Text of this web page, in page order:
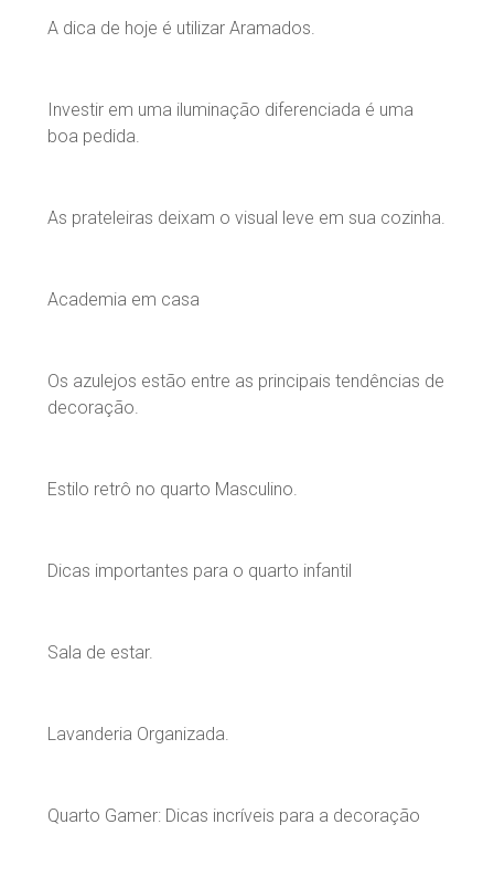
A dica de hoje é utilizar Aramados.
Investir em uma iluminação diferenciada é uma
boa pedida.
As prateleiras deixam o visual leve em sua cozinha.
Academia em casa
Os azulejos estão entre as principais tendências de
decoração.
Estilo retrô no quarto Masculino.
Dicas importantes para o quarto infantil
Sala de estar.
Lavanderia Organizada.
Quarto Gamer: Dicas incríveis para a decoração